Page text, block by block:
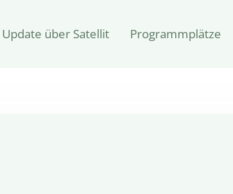
Update über Satellit Programmplätze